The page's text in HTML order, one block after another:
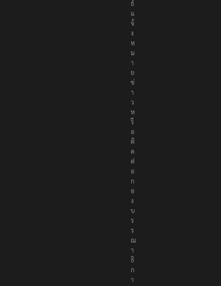
พั
น
ธ์
แ
จ้
ง
ห
ม
า
ย
ข่
า
ว
ห
รื
อ
ติ
ด
ต่
อ
ก
อ
ง
บ
ร
ร
ณ
า
ธิ